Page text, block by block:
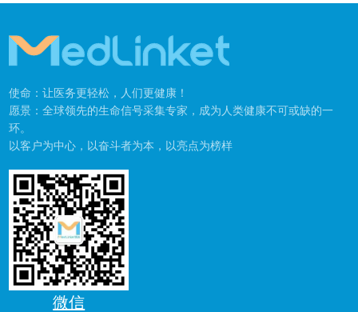
使命：让医务更轻松，人们更健康！
愿景：全球领先的生命信号采集专家，成为人类健康不可或缺的一
环。
以客户为中心，以奋斗者为本，以亮点为榜样
微信